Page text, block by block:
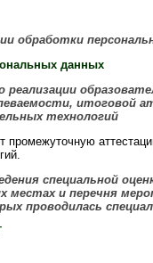
обработки
данных
итоговой
технологий
промежуточную
специальной
местах и перечня
проводилась